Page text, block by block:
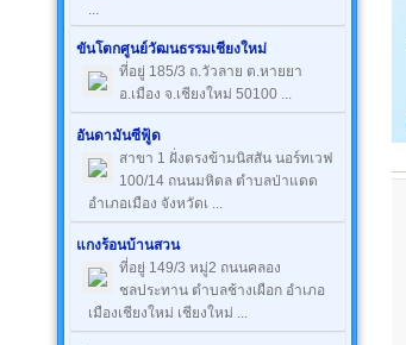
...
ขันโตกศูนย์วัฒนธรรมเชียงใหม่
ที่อยู่ 185/3 ถ.วัวลาย ต.หายยา
อ.เมือง จ.เชียงใหม่ 50100 ...
อันดามันซีฟู้ด
สาขา 1 ฝั่งตรงข้ามนิสสัน นอร์ทเวฟ
100/14 ถนนมหิดล ตำบลป่าแดด
อำเภอเมือง จังหวัดเ ...
แกงร้อนบ้านสวน
ที่อยู่ 149/3 หมู่2 ถนนคลอง
ชลประทาน ตำบลช้างเผือก อำเภอ
เมืองเชียงใหม่ เชียงใหม่ ...